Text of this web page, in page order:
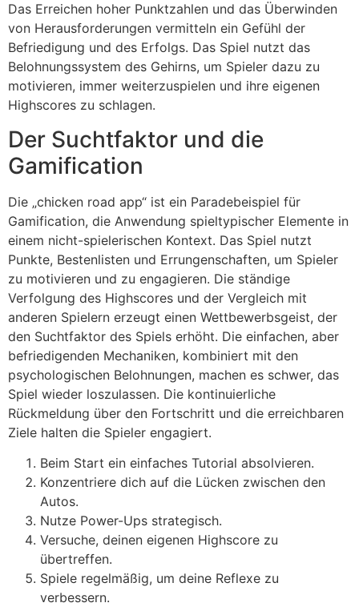
Das Erreichen hoher Punktzahlen und das Überwinden
von Herausforderungen vermitteln ein Gefühl der
Befriedigung und des Erfolgs. Das Spiel nutzt das
Belohnungssystem des Gehirns, um Spieler dazu zu
motivieren, immer weiterzuspielen und ihre eigenen
Highscores zu schlagen.
Der Suchtfaktor und die
Gamification
Die „chicken road app“ ist ein Paradebeispiel für
Gamification, die Anwendung spieltypischer Elemente in
einem nicht-spielerischen Kontext. Das Spiel nutzt
Punkte, Bestenlisten und Errungenschaften, um Spieler
zu motivieren und zu engagieren. Die ständige
Verfolgung des Highscores und der Vergleich mit
anderen Spielern erzeugt einen Wettbewerbsgeist, der
den Suchtfaktor des Spiels erhöht. Die einfachen, aber
befriedigenden Mechaniken, kombiniert mit den
psychologischen Belohnungen, machen es schwer, das
Spiel wieder loszulassen. Die kontinuierliche
Rückmeldung über den Fortschritt und die erreichbaren
Ziele halten die Spieler engagiert.
Beim Start ein einfaches Tutorial absolvieren.
Konzentriere dich auf die Lücken zwischen den
Autos.
Nutze Power-Ups strategisch.
Versuche, deinen eigenen Highscore zu
übertreffen.
Spiele regelmäßig, um deine Reflexe zu
verbessern.